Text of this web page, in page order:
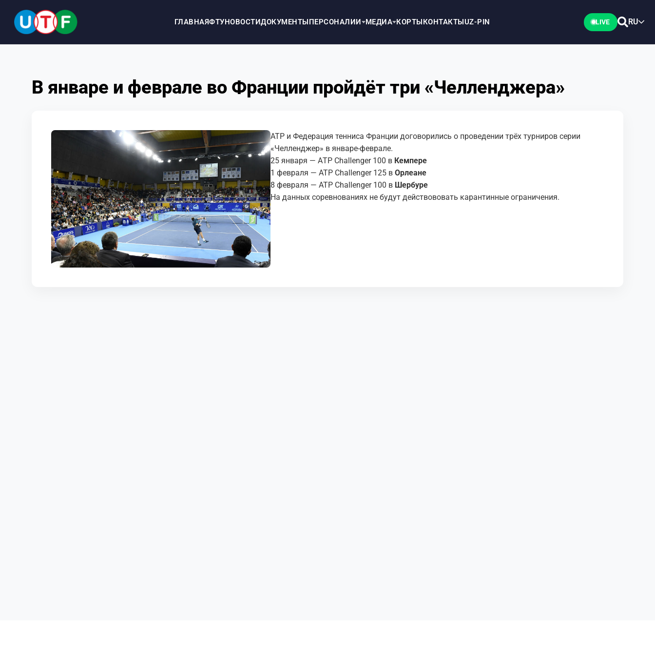
ГЛАВНАЯФТУНОВОСТИДОКУМЕНТЫПЕРСОНАЛИИ МЕДИА КОРТЫКОНТАКТЫUZ-PIN LIVE RU
НОВОСТИ
ПЕРСОНАЛИИ
КОНТАКТЫ
В январе и феврале во Франции пройдёт три «Челленджера»
АТР и Федерация тенниса Франции договорились о проведении трёх турниров серии
«Челленджер» в январе-феврале.
25 января — АTP Challenger 100 в Кемпере
1 февраля — ATP Challenger 125 в Орлеане
8 февраля — ATP Challenger 100 в Шербуре
На данных соревнованиях не будут действововать карантинные ограничения.